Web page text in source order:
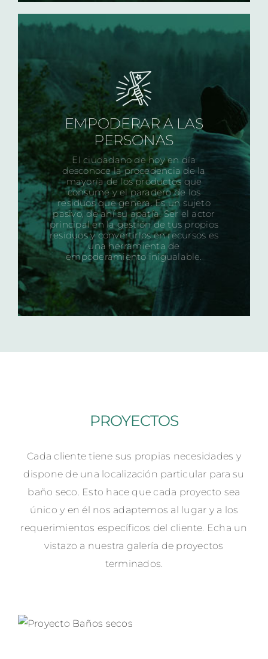
EMPODERAR A LAS
PERSONAS
El ciudadano de hoy en día
desconoce la procedencia de la
mayoría de los productos que
consume y el paradero de los
residuos que genera. Es un sujeto
pasivo, de ahí su apatía. Ser el actor
principal en la gestión de tus propios
residuos y convertirlos en recursos es
una herramienta de
empoderamiento inigualable.
PROYECTOS
Cada cliente tiene sus propias necesidades y
dispone de una localización particular para su
baño seco. Esto hace que cada proyecto sea
único y en él nos adaptemos al lugar y a los
requerimientos específicos del cliente. Echa un
vistazo a nuestra galería de proyectos
terminados.